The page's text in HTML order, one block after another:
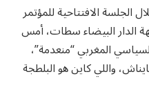
الجلسة الافتتاحية للمؤتمر
الدار البيضاء سطات، أمس
المغربي “منعدمة”،
واللي كاين هو البلطجة